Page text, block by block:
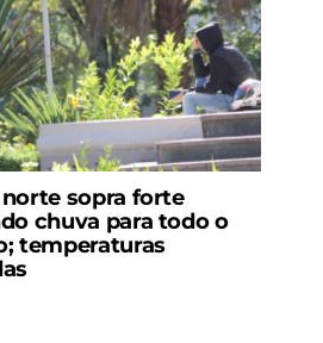
sopra forte
chuva para todo o
temperaturas